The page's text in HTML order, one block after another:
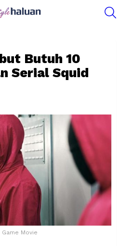
Butuh 10
Serial Squid
Game Movie